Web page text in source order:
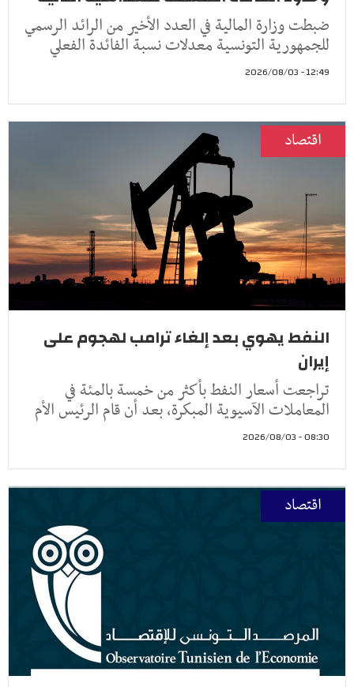
ضبطت وزارة المالية في العدد الأخير من الرائد الرسمي
للجمهورية التونسية معدلات نسبة الفائدة الفعلي
12:49 - 2026/08/03
اقتصاد
النفط يهوي بعد إلغاء ترامب لهجوم على
إيران
تراجعت أسعار النفط ​بأكثر من خمسة ‌بالمئة في
المعاملات الآسيوية المبكرة، بعد أن ​قام الرئيس ​الأم
08:30 - 2026/08/03
اقتصاد